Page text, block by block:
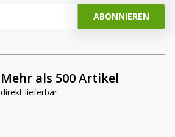
Mehr als 500 Artikel
direkt lieferbar